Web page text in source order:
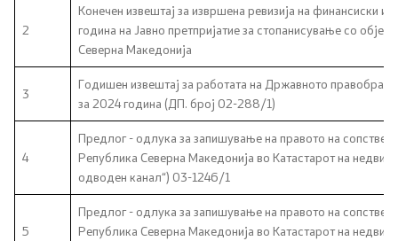
Претседател на Владата
Канцеларија на Претседателот на Владата
Заменици на Претседателот на Владата
Состав на Владата
Министерства
2
Конечен извештај за извршена ревизија на финансиски
година на Јавно претпријатие за стопанисување со
Северна Македонија
3
Годишен извештај за работата на Државното
за 2024 година (ДП. број 02-288/1)
4
Предлог - одлука за запишување на правото на
Република Северна Македонија во Катастарот на
одводен канал“) 03-1246/1
5
Предлог - одлука за запишување на правото на
Република Северна Македонија во Катастарот на